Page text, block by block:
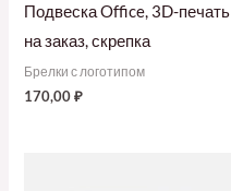
Подвеска Office, 3D-печать
на заказ, скрепка
Брелки с логотипом
170,00₽